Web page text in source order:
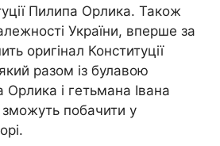
Пилипа Орлика. Також
України, вперше за
оригінал Конституції
разом із булавою
і гетьмана Івана
зможуть побачити у